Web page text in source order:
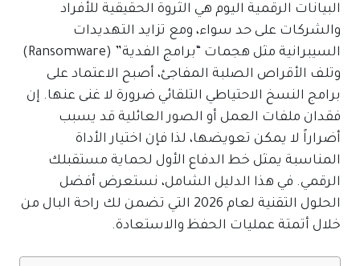
البيانات الرقمية اليوم هي الثروة الحقيقية للأفراد
والشركات على حد سواء، ومع تزايد التهديدات
السيبرانية مثل هجمات “برامج الفدية” (Ransomware)
وتلف الأقراص الصلبة المفاجئ، أصبح الاعتماد على
برامج النسخ الاحتياطي التلقائي ضرورة لا غنى عنها. إن
فقدان ملفات العمل أو الصور العائلية قد يسبب
أضراراً لا يمكن تعويضها، لذا فإن اختيار الأداة
المناسبة يمثل خط الدفاع الأول لحماية مستقبلك
الرقمي. في هذا الدليل الشامل، نستعرض أفضل
الحلول التقنية لعام 2026 التي تضمن لك راحة البال من
خلال أتمتة عمليات الحفظ والاستعادة.